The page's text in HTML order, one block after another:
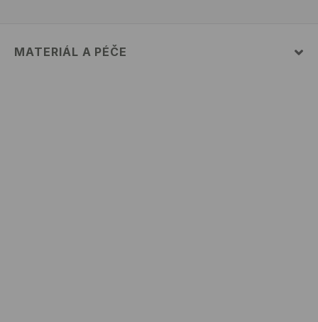
MATERIÁL A PÉČE